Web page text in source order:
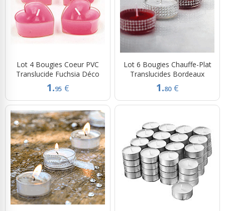
Lot 4 Bougies Coeur PVC
Translucide Fuchsia Déco
1.95 €
Lot 6 Bougies Chauffe-Plat
Translucides Bordeaux
1.80 €